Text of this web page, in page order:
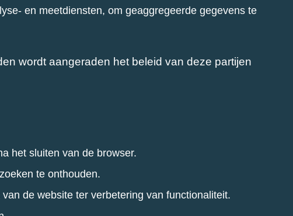
en meetdiensten, om geaggregeerde gegevens te
wordt aangeraden het beleid van deze partijen
het sluiten van de browser.
te onthouden.
de website ter verbetering van functionaliteit.